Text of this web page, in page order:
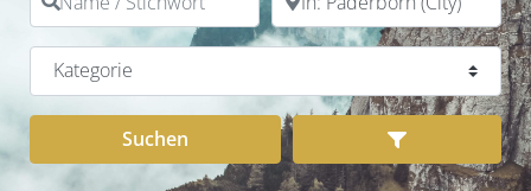
Kategorie
Suchen Advanced